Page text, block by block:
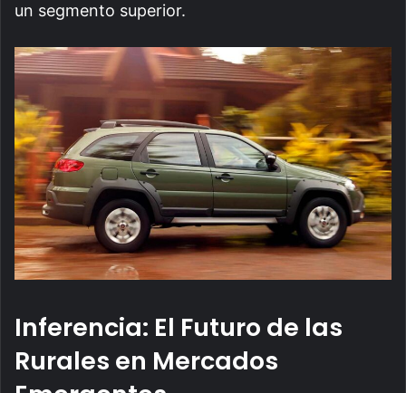
un segmento superior.
Inferencia: El Futuro de las
Rurales en Mercados